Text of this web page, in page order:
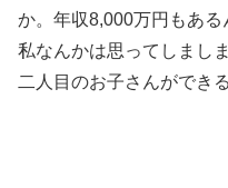
か。年収8,000万円もあ
私なんかは思ってしまし
二人目のお子さんができ